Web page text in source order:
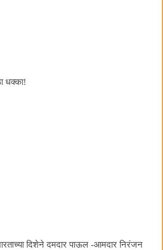
धक्का!
दिशेने दमदार पाऊल -आमदार निरंजन